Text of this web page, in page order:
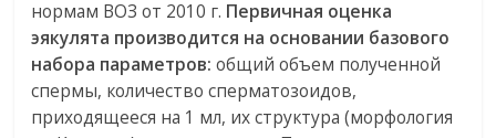
нормам ВОЗ от 2010 г. Первичная оценка
эякулята производится на основании базового
набора параметров: общий объем полученной
спермы, количество сперматозоидов,
приходящееся на 1 мл, их структура (морфология